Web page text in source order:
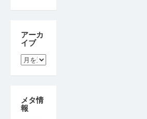
アーカ
イブ
ア
ー
カ
ブ
メタ情
報